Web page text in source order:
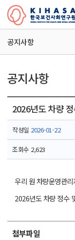
공지사항
공지사항
2026년도 차량
작성일 2026-01-22
조회수 2,623
우리 원 차량운영관
2026년도 차량 정수
첨부파일